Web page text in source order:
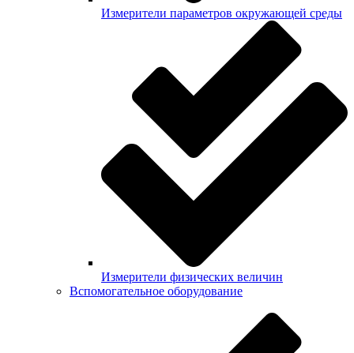
Измерители параметров окружающей среды
Измерители физических величин
Вспомогательное оборудование